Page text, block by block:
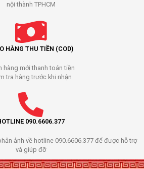
nội thành TPHCM
HÀNG THU TIỀN (COD)
hàng mới thanh toán tiền
tra hàng trước khi nhận
090.6606.377
ảnh về hotline 090.6606.377 để được hỗ trợ
và giúp đỡ